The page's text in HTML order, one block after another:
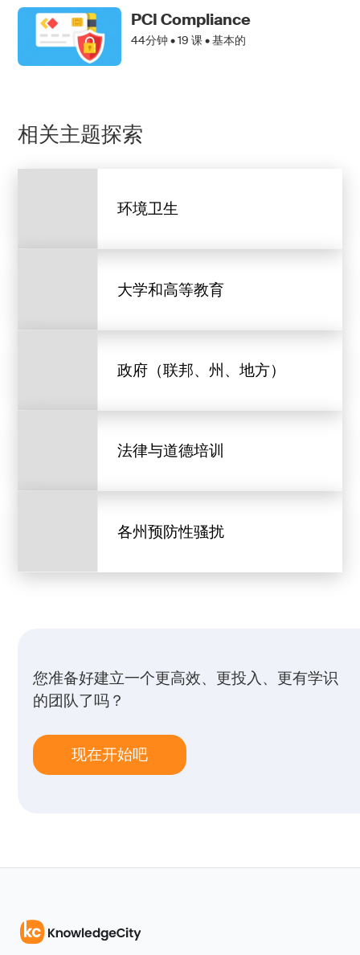
PCI Compliance
44分钟 •19 课 • 基本的
相关主题探索
环境卫生
大学和高等教育
政府（联邦、州、地方）
法律与道德培训
各州预防性骚扰
您准备好建立一个更高效、更投入、更有学识
的团队了吗？
现在开始吧